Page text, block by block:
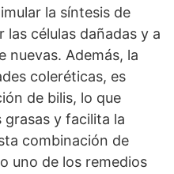
la síntesis de
células dañadas y a
nuevas. Además, la
coleréticas, es
de bilis, lo que
grasas y facilita la
combinación de
uno de los remedios